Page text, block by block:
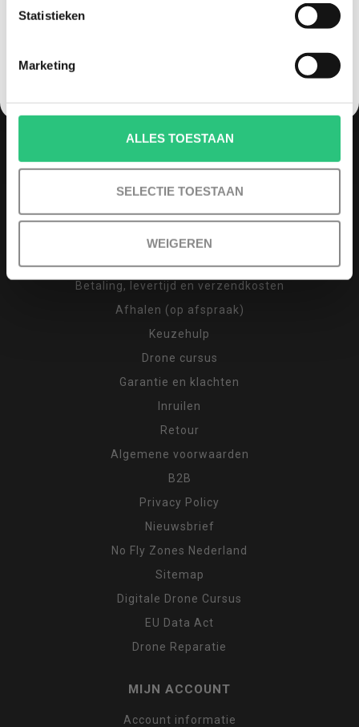
Statistieken
Marketing
ALLES TOESTAAN
SELECTIE TOESTAAN
WEIGEREN
goed advies en uitstekende (after)service
het juiste adres. We staan bekend om ons advies,
aankoop als na aankoop. 93% van al onze klanten
raad ons dan ook aan.
Over ons
Betaling, levertijd en verzendkosten
Afhalen (op afspraak)
Keuzehulp
Drone cursus
Garantie en klachten
Inruilen
Retour
Algemene voorwaarden
B2B
Privacy Policy
Nieuwsbrief
No Fly Zones Nederland
Sitemap
Digitale Drone Cursus
EU Data Act
Drone Reparatie
MIJN ACCOUNT
Account informatie